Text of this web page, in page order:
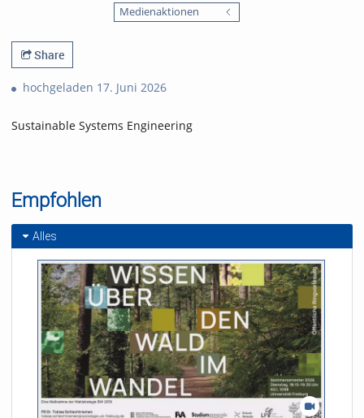
Medienaktionen
Share
hochgeladen 17. Juni 2026
Sustainable Systems Engineering
Empfohlen
Alles